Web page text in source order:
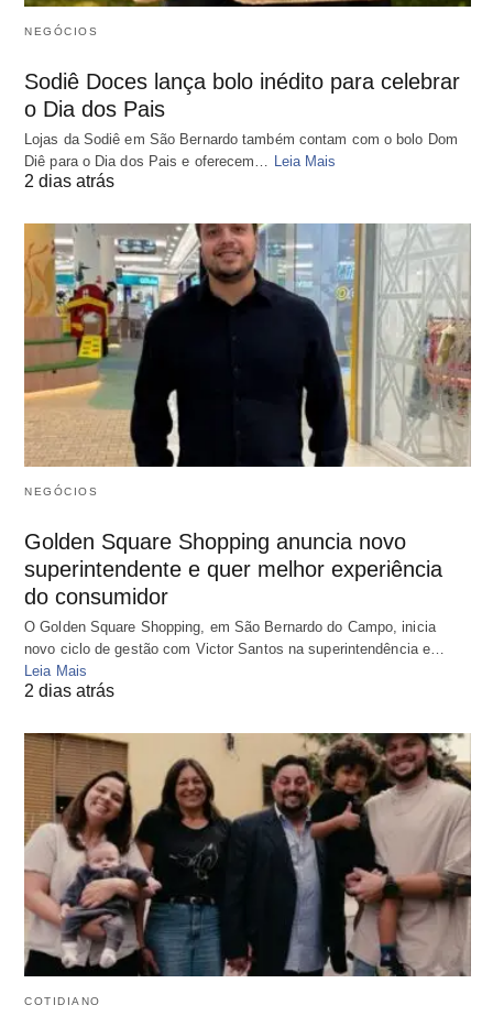
NEGÓCIOS
Sodiê Doces lança bolo inédito para celebrar
o Dia dos Pais
Lojas da Sodiê em São Bernardo também contam com o bolo Dom
Diê para o Dia dos Pais e oferecem… Leia Mais
2 dias atrás
NEGÓCIOS
Golden Square Shopping anuncia novo
superintendente e quer melhor experiência
do consumidor
O Golden Square Shopping, em São Bernardo do Campo, inicia
novo ciclo de gestão com Victor Santos na superintendência e…
Leia Mais
2 dias atrás
COTIDIANO